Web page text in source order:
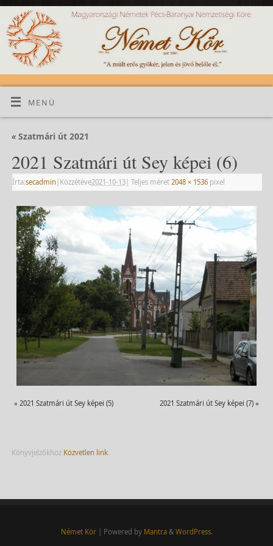
MENÜ
«Szatmári út 2021
2021 Szatmári út Sey képei (6)
Írta:secadmin | Közzétéve2021-10-13| Teljes méret 2048 × 1536pixel
« 2021 Szatmári út Sey képei (5) 2021 Szatmári út Sey képei (7) »
Könyvjelzőkhöz Közvetlen link.
Német Kör| Powered by Mantra& WordPress.